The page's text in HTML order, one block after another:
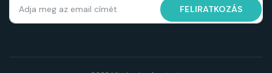
FELIRATKOZÁS